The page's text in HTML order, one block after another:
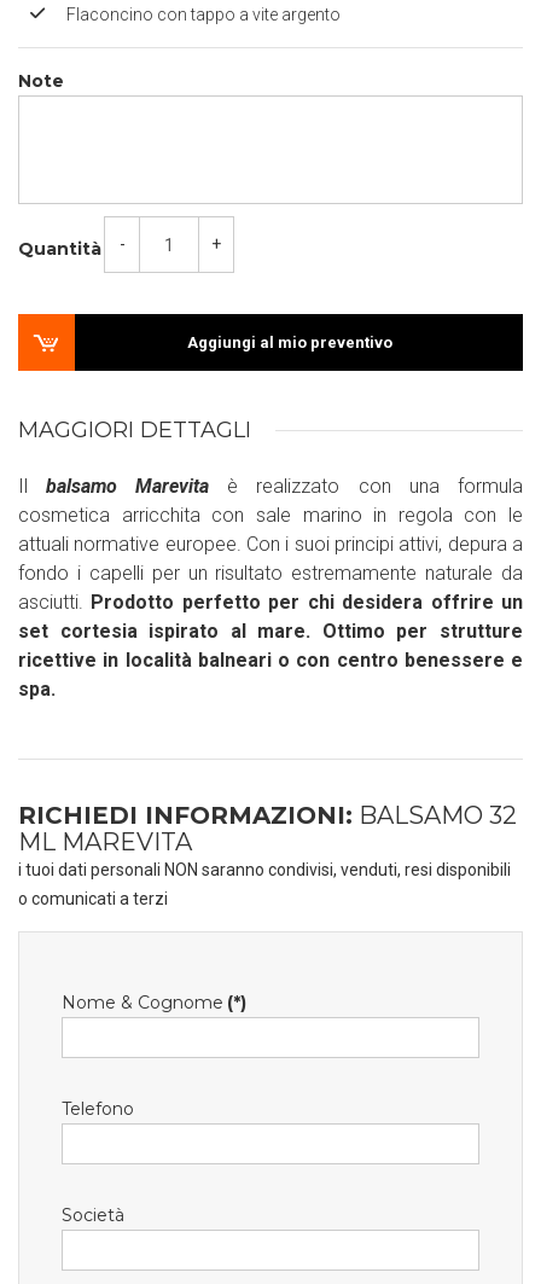
Flaconcino con tappo a vite argento
Note
Quantità - +
Aggiungi al mio preventivo
MAGGIORI DETTAGLI
Il balsamo Marevita è realizzato con una formula
cosmetica arricchita con sale marino in regola con le
attuali normative europee. Con i suoi principi attivi, depura a
fondo i capelli per un risultato estremamente naturale da
asciutti. Prodotto perfetto per chi desidera offrire un
set cortesia ispirato al mare. Ottimo per strutture
ricettive in località balneari o con centro benessere e
spa.
RICHIEDI INFORMAZIONI: BALSAMO 32
ML MAREVITA
i tuoi dati personali NON saranno condivisi, venduti, resi disponibili
o comunicati a terzi
Nome & Cognome (*)
Telefono
Società